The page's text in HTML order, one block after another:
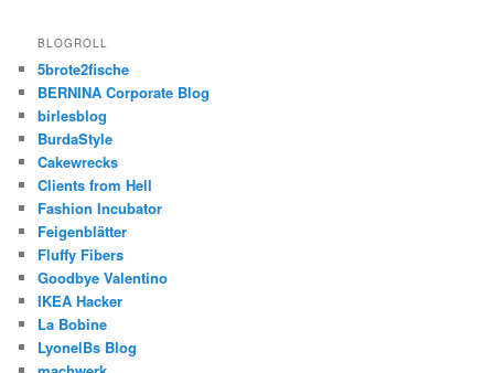
BLOGROLL
5brote2fische
BERNINA Corporate Blog
birlesblog
BurdaStyle
Cakewrecks
Clients from Hell
Fashion Incubator
Feigenblätter
Fluffy Fibers
Goodbye Valentino
IKEA Hacker
La Bobine
LyonelBs Blog